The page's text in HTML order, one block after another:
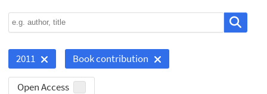
2011 Book contribution
Open Access